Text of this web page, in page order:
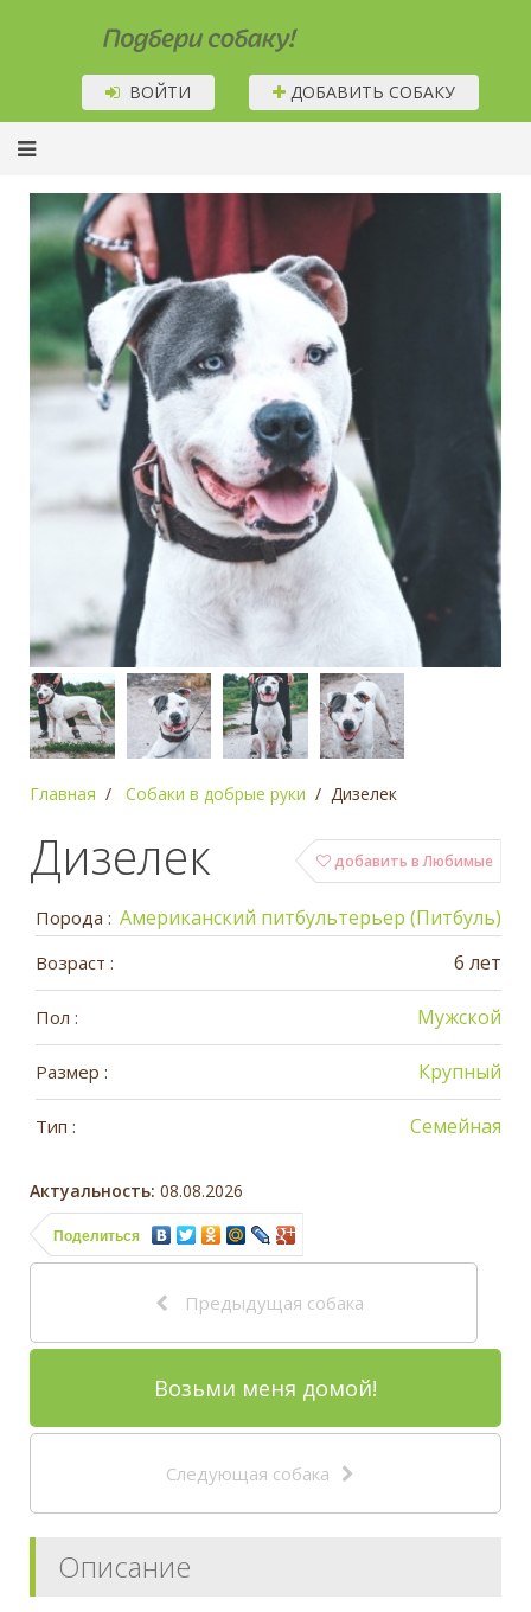
Подбери собаку!
ВОЙТИ ДОБАВИТЬ СОБАКУ
Главная Собаки в добрые руки Дизелек
добавить в Любимые
Дизелек
Порода : Американский питбультерьер (Питбуль)
Возраст : 6 лет
Пол : Мужской
Размер : Крупный
Тип : Семейная
Актуальность: 08.08.2026
Поделиться
Предыдущая собака
Возьми меня домой!
Следующая собака
Описание